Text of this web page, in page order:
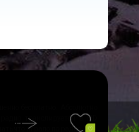
транслируется в HD
что играло по радио. ♡